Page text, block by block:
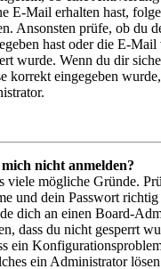
E-Mail erhalten hast,
Ansonsten prüfe, ob du
hast oder die E-Mail
wurde. Wenn du dir
korrekt eingegeben
nicht anmelden?
viele mögliche Gründe.
und dein Passwort
dich an einen Board-
dass du nicht gesperrt
ein
ein Administrator lösen